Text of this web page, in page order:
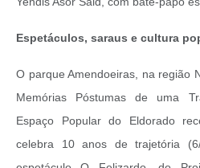
Espetáculos, saraus e cultura
O parque Amendoeiras, na região
Memórias Póstumas de uma
Espaço Popular do Eldorado
celebra 10 anos de trajetória